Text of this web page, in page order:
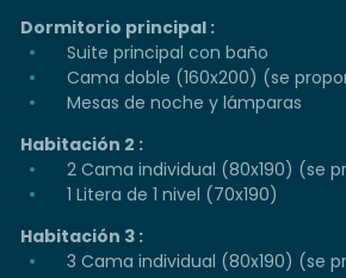
Dormitorio principal :
Suite principal con baño
Cama doble (160x200) (se
Mesas de noche y lámparas
Habitación 2 :
2 Cama individual (80x190) (se
1 Litera de 1 nivel (70x190)
Habitación 3 :
3 Cama individual (80x190) (se